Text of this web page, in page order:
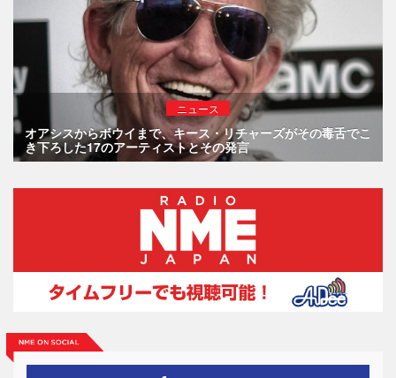
ニュース
オアシスからボウイまで、キース・リチャーズがその毒舌でこ
き下ろした17のアーティストとその発言